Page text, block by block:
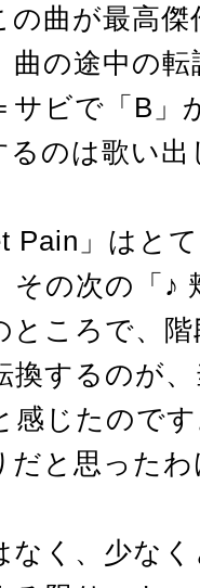
の曲が最高
曲の途中の
サビで「B」
るのは歌い出
Pain」はと
その次の「♪
ところで、
換するのが
感じたので
だと思った
なく、少な